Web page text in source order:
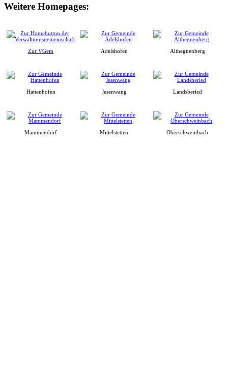
Weitere Homepages:
Zur VGem Adelshofen Althegnenberg
Hattenhofen Jesenwang Landsberied
Mammendorf Mittelstetten Oberschweinbach